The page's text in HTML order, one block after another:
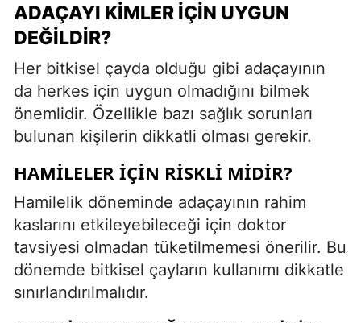
ADAÇAYI KIMLER İÇIN UYGUN
DEĞILDIR?
Her bitkisel çayda olduğu gibi adaçayının
da herkes için uygun olmadığını bilmek
önemlidir. Özellikle bazı sağlık sorunları
bulunan kişilerin dikkatli olması gerekir.
HAMILELER İÇIN RISKLI MIDIR?
Hamilelik döneminde adaçayının rahim
kaslarını etkileyebileceği için doktor
tavsiyesi olmadan tüketilmemesi önerilir. Bu
dönemde bitkisel çayların kullanımı dikkatle
sınırlandırılmalıdır.